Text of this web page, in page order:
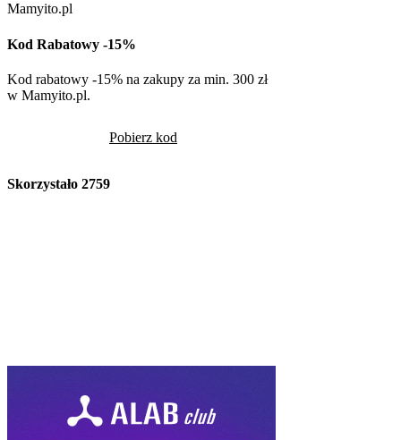
Mamyito.pl
Kod Rabatowy -15%
Kod rabatowy -15% na zakupy za min. 300 zł
w Mamyito.pl.
Pobierz kod
Skorzystało 2759